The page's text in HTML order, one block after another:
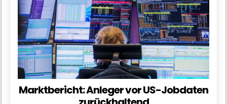
Marktbericht: Anleger vor US-Jobdaten